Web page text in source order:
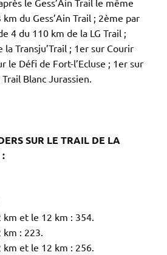
le Gess’Ain Trail le même
du Gess’Ain Trail ; 2ème par
4 du 110 km de la LG Trail ;
Transju’Trail ; 1er sur Courir
le Défi de Fort-l’Ecluse ; 1er sur
Blanc Jurassien.
SUR LE TRAIL DE LA
:
km et le 12 km : 354.
km : 223.
km et le 12 km : 256.